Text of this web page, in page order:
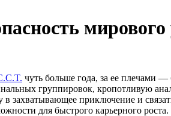
чуть больше года, за ее плечами
группировок, кропотливую
в захватывающее приключение и
для быстрого карьерного